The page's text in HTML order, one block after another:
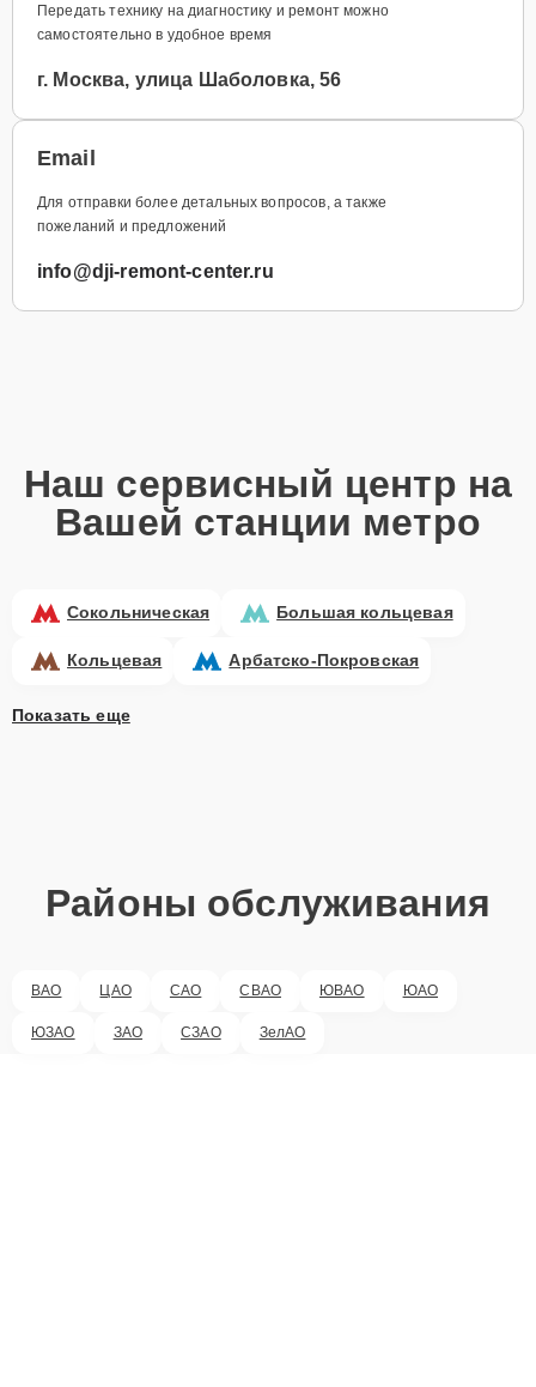
Передать технику на диагностику и ремонт можно
самостоятельно в удобное время
г. Москва, улица Шаболовка, 56
Email
Для отправки более детальных вопросов, а также
пожеланий и предложений
info@dji-remont-center.ru
Наш сервисный центр на
Вашей станции метро
Сокольническая Большая кольцевая
Кольцевая Арбатско-Покровская
Показать еще
Районы обслуживания
ВАО ЦАО САО СВАО ЮВАО ЮАО
ЮЗАО ЗАО СЗАО ЗелАО